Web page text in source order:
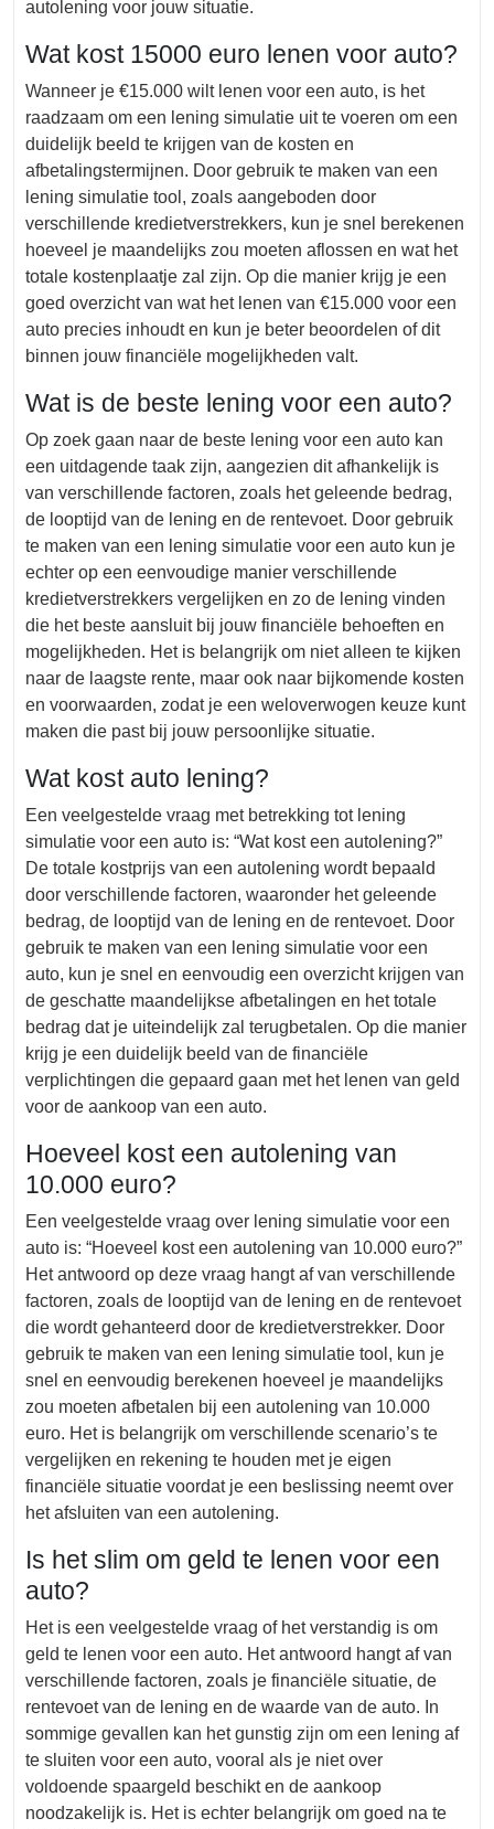
autolening voor jouw situatie.
Wat kost 15000 euro lenen voor auto?
Wanneer je €15.000 wilt lenen voor een auto, is het
raadzaam om een lening simulatie uit te voeren om een
duidelijk beeld te krijgen van de kosten en
afbetalingstermijnen. Door gebruik te maken van een
lening simulatie tool, zoals aangeboden door
verschillende kredietverstrekkers, kun je snel berekenen
hoeveel je maandelijks zou moeten aflossen en wat het
totale kostenplaatje zal zijn. Op die manier krijg je een
goed overzicht van wat het lenen van €15.000 voor een
auto precies inhoudt en kun je beter beoordelen of dit
binnen jouw financiële mogelijkheden valt.
Wat is de beste lening voor een auto?
Op zoek gaan naar de beste lening voor een auto kan
een uitdagende taak zijn, aangezien dit afhankelijk is
van verschillende factoren, zoals het geleende bedrag,
de looptijd van de lening en de rentevoet. Door gebruik
te maken van een lening simulatie voor een auto kun je
echter op een eenvoudige manier verschillende
kredietverstrekkers vergelijken en zo de lening vinden
die het beste aansluit bij jouw financiële behoeften en
mogelijkheden. Het is belangrijk om niet alleen te kijken
naar de laagste rente, maar ook naar bijkomende kosten
en voorwaarden, zodat je een weloverwogen keuze kunt
maken die past bij jouw persoonlijke situatie.
Wat kost auto lening?
Een veelgestelde vraag met betrekking tot lening
simulatie voor een auto is: “Wat kost een autolening?”
De totale kostprijs van een autolening wordt bepaald
door verschillende factoren, waaronder het geleende
bedrag, de looptijd van de lening en de rentevoet. Door
gebruik te maken van een lening simulatie voor een
auto, kun je snel en eenvoudig een overzicht krijgen van
de geschatte maandelijkse afbetalingen en het totale
bedrag dat je uiteindelijk zal terugbetalen. Op die manier
krijg je een duidelijk beeld van de financiële
verplichtingen die gepaard gaan met het lenen van geld
voor de aankoop van een auto.
Hoeveel kost een autolening van
10.000 euro?
Een veelgestelde vraag over lening simulatie voor een
auto is: “Hoeveel kost een autolening van 10.000 euro?”
Het antwoord op deze vraag hangt af van verschillende
factoren, zoals de looptijd van de lening en de rentevoet
die wordt gehanteerd door de kredietverstrekker. Door
gebruik te maken van een lening simulatie tool, kun je
snel en eenvoudig berekenen hoeveel je maandelijks
zou moeten afbetalen bij een autolening van 10.000
euro. Het is belangrijk om verschillende scenario’s te
vergelijken en rekening te houden met je eigen
financiële situatie voordat je een beslissing neemt over
het afsluiten van een autolening.
Is het slim om geld te lenen voor een
auto?
Het is een veelgestelde vraag of het verstandig is om
geld te lenen voor een auto. Het antwoord hangt af van
verschillende factoren, zoals je financiële situatie, de
rentevoet van de lening en de waarde van de auto. In
sommige gevallen kan het gunstig zijn om een lening af
te sluiten voor een auto, vooral als je niet over
voldoende spaargeld beschikt en de aankoop
noodzakelijk is. Het is echter belangrijk om goed na te